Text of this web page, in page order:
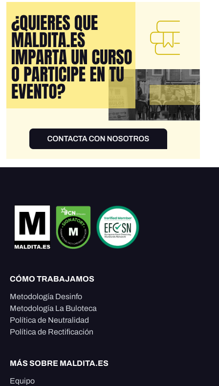
CÓMO TRABAJAMOS
Metodología Desinfo
Metodología La Buloteca
Política de Neutralidad
Política de Rectificación
MÁS SOBRE MALDITA.ES
Equipo